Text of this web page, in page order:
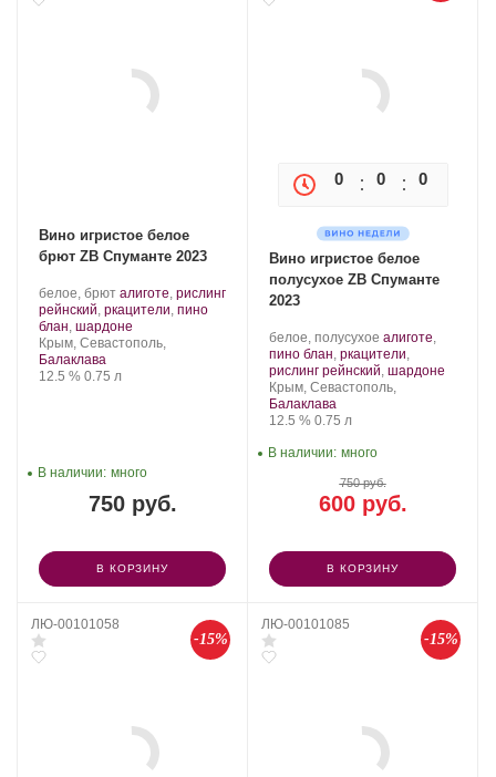
Вино игристое белое
брют ZB Спуманте 2023
Производитель:
Золотая
Балка.
белое, брют .
Сорт
винограда:
алиготе, рислинг
рейнский, ркацители, пино
блан, шардоне
Регион:
Крым, Севастополь,
Балаклава
Крепость
12.5 %. Объем
0.75 л
750 руб.
В наличии: много
В КОРЗИНУ
0 0 0
Вино игристое белое
полусухое ZB Спуманте
2023
Производитель:
Золотая
Балка.
белое, полусухое .
Сорт
винограда:
алиготе,
пино блан, ркацители,
рислинг рейнский, шардоне
Регион:
Крым, Севастополь,
Балаклава
Крепость
12.5 %. Объем
0.75 л
600 руб.
750 руб.
В наличии: много
В КОРЗИНУ
ЛЮ-00101058
-15%
ЛЮ-00101085
-15%